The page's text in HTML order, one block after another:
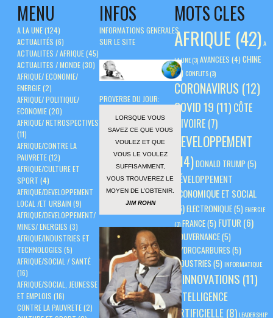
MENU
A LA UNE(124)
ACTUALITÉS (6)
ACTUALITES / AFRIQUE(45)
ACTUALITES / MONDE(30)
AFRIQUE/ ECONOMIE/
ENERGIE(2)
AFRIQUE/ POLITIQUE/
ECONOMIE(20)
AFRIQUE/ RETROSPECTIVES
(11)
AFRIQUE/CONTRE LA
PAUVRETE(12)
AFRIQUE/CULTURE ET
SPORT (4)
AFRIQUE/DEVELOPPEMENT
LOCAL /ET URBAIN (9)
AFRIQUE/DEVELOPPEMENT/
MINES/ ENERGIES (3)
AFRIQUE/INDUSTRIES ET
TECHNOLOGIES (5)
AFRIQUE/SOCIAL / SANTÉ
(16)
AFRIQUE/SOCIAL, JEUNESSE
ET EMPLOIS (16)
CONTRE LA PAUVRETE(2)
MOTS CLES
AFRIQUE (42) A
LA UNE(3)AVANCEES (4) CHINE
(5)CONFLITS(3)
CORONAVIRUS (12)
COVID 19 (11) CÔTE
D'IVOIRE (7)
DEVELOPPEMENT
(14)DONALD TRUMP(5)
DÉVELOPPEMENT
ÉCONOMIQUE ET SOCIAL
(6)ELECTRONIQUE(5)ENERGIE
(3)FRANCE(5)FUTUR (6)
GOUVERNANCE(5)
HYDROCARBURES(5)
INDUSTRIES(5)INFORMATIQUE
(3) INNOVATIONS (11)
INTELLIGENCE
ARTIFICIELLE (8)LEADERSHIP
INFOS
INFORMATIONS GENERALES
SUR LE SITE
PROVERBE DU JOUR:
LORSQUE VOUS
SAVEZ CE QUE VOUS
VOULEZ ET QUE
VOUS LE VOULEZ
SUFFISAMMENT,
VOUS TROUVEREZ LE
MOYEN DE L’OBTENIR.
JIM ROHN